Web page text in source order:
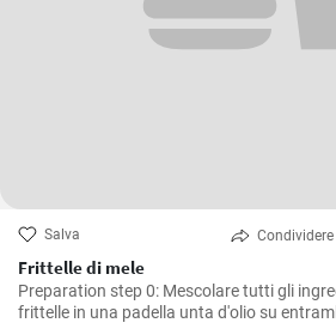
Salva Condividere
Frittelle di mele
Preparation step 0: Mescolare tutti gli
frittelle in una padella unta d'olio su